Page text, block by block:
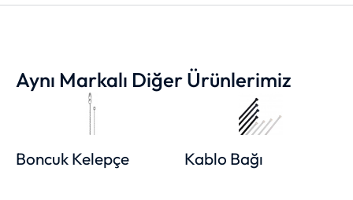
Aynı Markalı Diğer Ürünlerimiz
Boncuk Kelepçe Kablo Bağı